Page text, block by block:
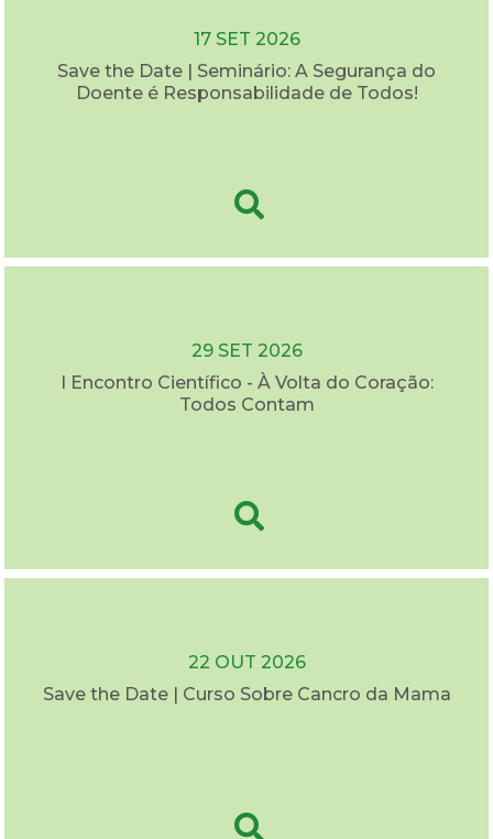
17 SET 2026
Save the Date | Seminário: A Segurança do
Doente é Responsabilidade de Todos!
29 SET 2026
I Encontro Científico - À Volta do Coração:
Todos Contam
22 OUT 2026
Save the Date | Curso Sobre Cancro da Mama